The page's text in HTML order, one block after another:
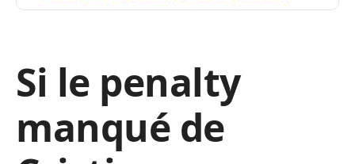
Si le penalty
manqué de